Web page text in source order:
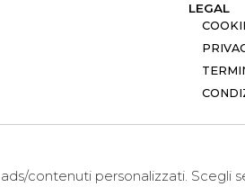
LEGAL
contenuti personalizzati.